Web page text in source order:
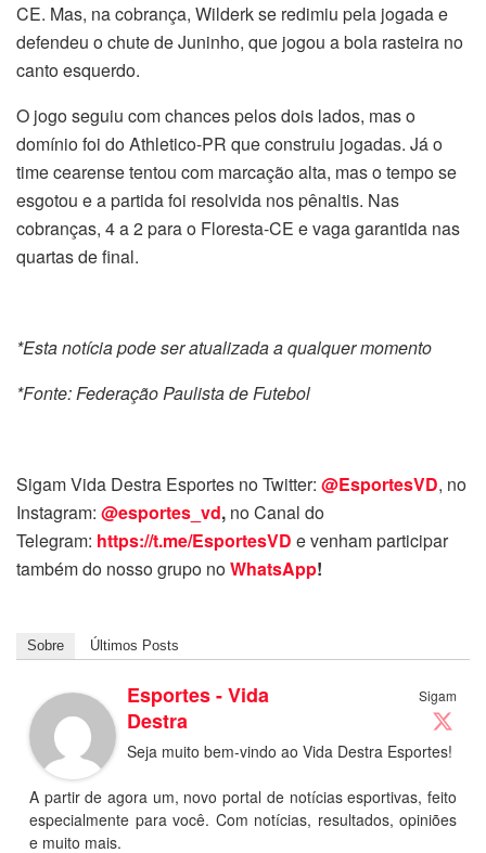
CE. Mas, na cobrança, Wilderk se redimiu pela jogada e
defendeu o chute de Juninho, que jogou a bola rasteira no
canto esquerdo.
O jogo seguiu com chances pelos dois lados, mas o
domínio foi do Athletico-PR que construiu jogadas. Já o
time cearense tentou com marcação alta, mas o tempo se
esgotou e a partida foi resolvida nos pênaltis. Nas
cobranças, 4 a 2 para o Floresta-CE e vaga garantida nas
quartas de final.
*Esta notícia pode ser atualizada a qualquer momento
*Fonte: Federação Paulista de Futebol
Sigam Vida Destra Esportes no Twitter: @EsportesVD, no
Instagram: @esportes_vd, no Canal do
Telegram: https://t.me/EsportesVD e venham participar
também do nosso grupo noWhatsApp!
Sobre Últimos Posts
Sigam
Esportes - Vida
Destra
Seja muito bem-vindo ao Vida Destra Esportes!
A partir de agora um, novo portal de notícias esportivas, feito
especialmente para você. Com notícias, resultados, opiniões
e muito mais.